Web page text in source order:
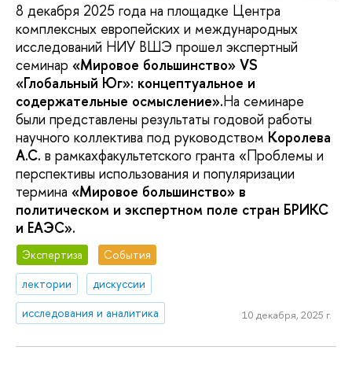
8 декабря 2025 года на площадке Центра
комплексных европейских и международных
исследований НИУ ВШЭ прошел экспертный
семинар «Мировое большинство» VS
«Глобальный Юг»: концептуальное и
содержательные осмысление».На семинаре
были представлены результаты годовой работы
научного коллектива под руководством Королева
А.С. в рамкахфакультетского гранта «Проблемы и
перспективы использования и популяризации
термина «Мировое большинство» в
политическом и экспертном поле стран БРИКС
и ЕАЭС».
Экспертиза
События
лектории
дискуссии
исследования и аналитика
10 декабря, 2025 г.